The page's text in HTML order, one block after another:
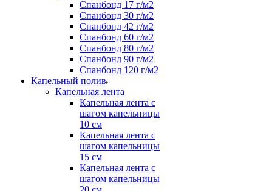
Спанбонд 17 г/м2
Спанбонд 30 г/м2
Спанбонд 42 г/м2
Спанбонд 60 г/м2
Спанбонд 80 г/м2
Спанбонд 90 г/м2
Спанбонд 120 г/м2
Капельный полив
Капельная лента
Капельная лента с
шагом капельницы
10 см
Капельная лента с
шагом капельницы
15 см
Капельная лента с
шагом капельницы